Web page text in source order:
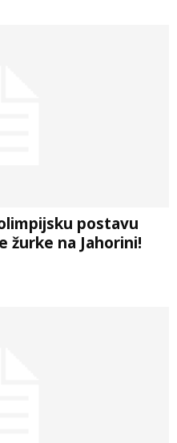
postavu
žurke na Jahorini!